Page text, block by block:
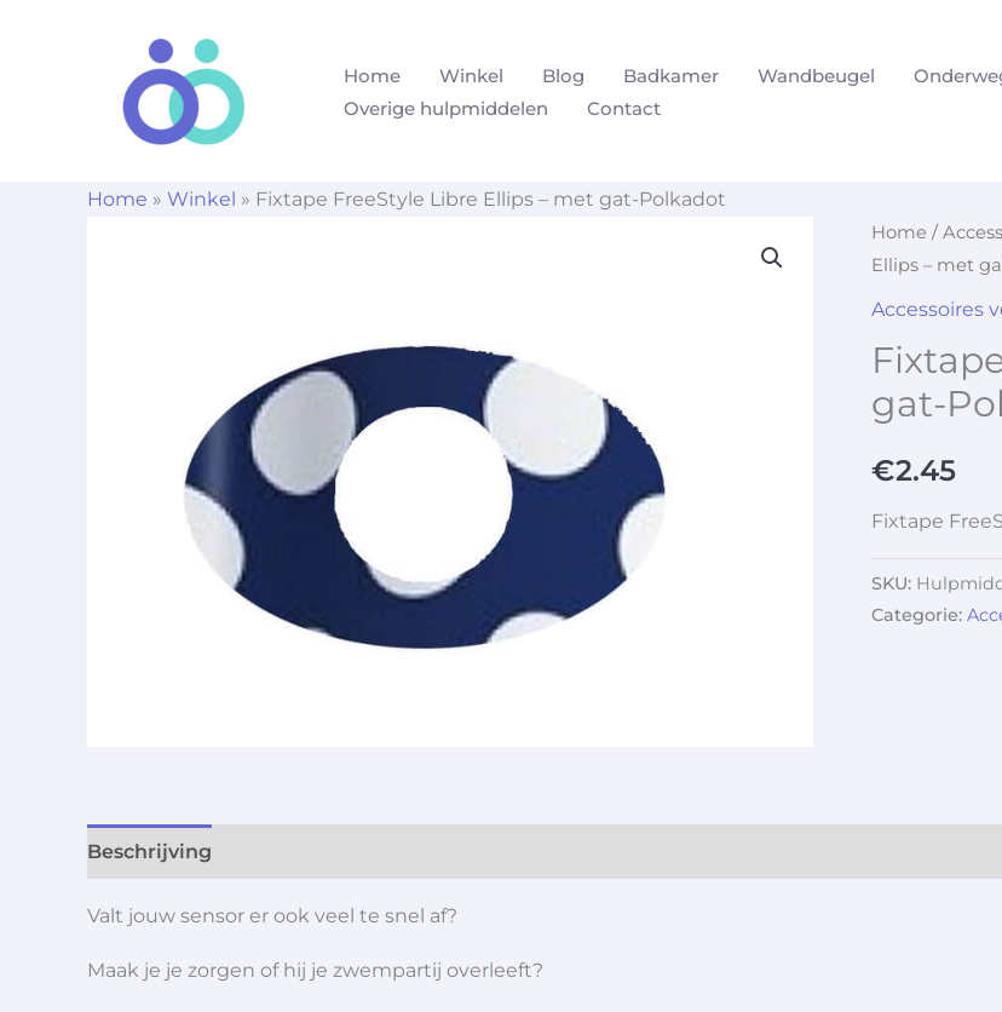
Home Winkel Blog Badkamer Wandbeugel
Overige hulpmiddelen
Contact
Home » Winkel » Fixtape FreeStyle Libre Ellips – met gat-Polkadot
Home /
Ellips – met
Accessoires
gat-
€2.45
Fixtape
SKU:
Categorie:
Beschrijving
Valt jouw sensor er ook veel te snel af?
Maak je je zorgen of hij je zwempartij overleeft?